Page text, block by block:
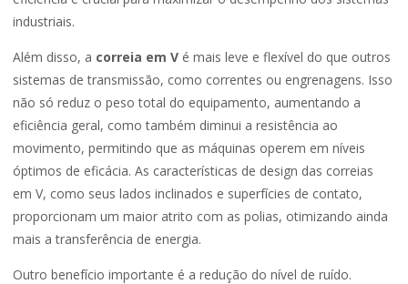
industriais.
Além disso, a correia em V é mais leve e flexível do que outros
sistemas de transmissão, como correntes ou engrenagens. Isso
não só reduz o peso total do equipamento, aumentando a
eficiência geral, como também diminui a resistência ao
movimento, permitindo que as máquinas operem em níveis
óptimos de eficácia. As características de design das correias
em V, como seus lados inclinados e superfícies de contato,
proporcionam um maior atrito com as polias, otimizando ainda
mais a transferência de energia.
Outro benefício importante é a redução do nível de ruído.